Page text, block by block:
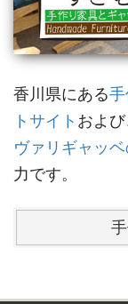
香川県にある
トサイト および
ヴァリギャッ
力です。